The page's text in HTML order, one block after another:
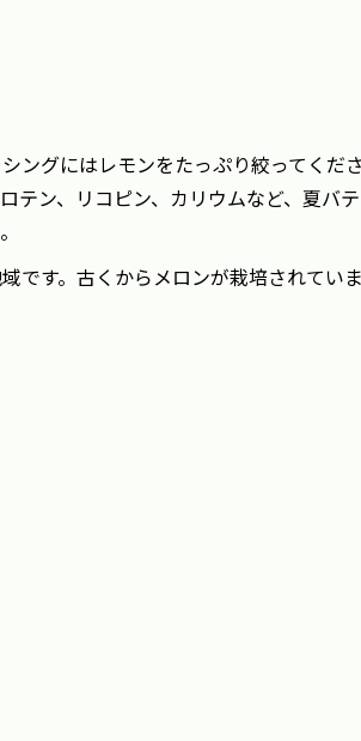
ングにはレモンをたっぷり絞ってくだ
テン、リコピン、カリウムなど、夏バ
です。古くからメロンが栽培されてい